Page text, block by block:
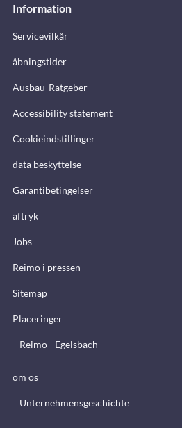
Information
Servicevilkår
åbningstider
Ausbau-Ratgeber
Accessibility statement
Cookieindstillinger
data beskyttelse
Garantibetingelser
aftryk
Jobs
Reimo i pressen
Sitemap
Placeringer
Reimo - Egelsbach
om os
Unternehmensgeschichte